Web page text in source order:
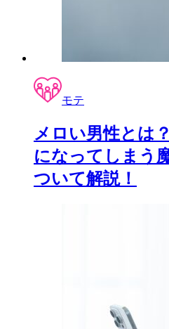
モテ
メロい男性とは
になってしまう
ついて解説！